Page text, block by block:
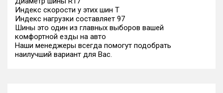
Индекс скорости у этих шин T
Индекс нагрузки составляет 97
Шины это один из главных выборов вашей
комфортной езды на авто
Наши менеджеры всегда помогут подобрать
наилучший вариант для Вас.